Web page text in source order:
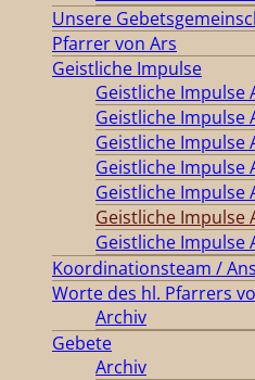
Unsere
Pfarrer von Ars
Geistliche Impulse
Geistliche Impulse
Geistliche Impulse
Geistliche Impulse
Geistliche Impulse
Geistliche Impulse
Geistliche Impulse
Geistliche Impulse
Koordinationsteam /
Worte des hl. Pfarrers
Archiv
Gebete
Archiv